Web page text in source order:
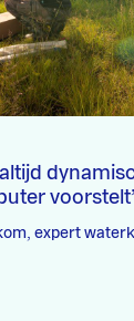
voorstelt
expert